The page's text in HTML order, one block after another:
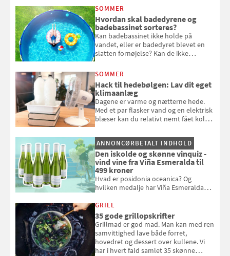
at bede naboen om at vande eller
SOMMER
Hvordan skal badedyrene og
badebassinet sorteres?
Kan badebassinet ikke holde på
vandet, eller er badedyret blevet en
slatten fornøjelse? Kan de ikke
opmærksom, når du smider
badebassinet eller et badedyr ud
SOMMER
Hack til hedebølgen: Lav dit eget
klimaanlæg
Dagene er varme og nætterne hede.
Med et par flasker vand og en elektrisk
blæser kan du relativt nemt fået koldt
og se, hvordan du gør
ANNONCØRBETALT INDHOLD
Den iskolde og skønne vinquiz -
vind vine fra Viña Esmeralda til
499 kroner
Hvad er posidonia oceanica? Og
hvilken medalje har Viña Esmeralda
med i Samvirkes skønne vinquiz, hvor
du kan vinde 6 flasker vin fra Viña
Esmeralda. Konkurrencen slutter 1.
september 2026.
GRILL
35 gode grillopskrifter
Grillmad er god mad. Man kan med ren
samvittighed lave både forret,
hovedret og dessert over kullene. Vi
har i hvert fald samlet 35 skønne